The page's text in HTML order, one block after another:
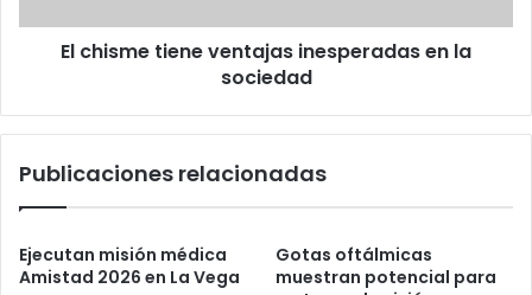
El chisme tiene ventajas inesperadas en la
sociedad
Publicaciones relacionadas
Ejecutan misión médica
Amistad 2026 en La Vega
Gotas oftálmicas
muestran potencial para